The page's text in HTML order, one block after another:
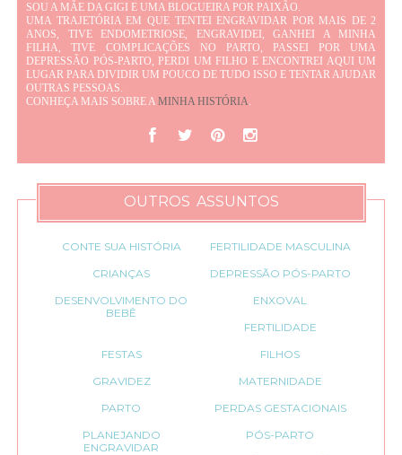
SOU A MÃE DA GIGI E UMA BLOGUEIRA POR PAIXÃO.
UMA TRAJETÓRIA EM QUE TENTEI ENGRAVIDAR POR MAIS DE 2
ANOS, TIVE ENDOMETRIOSE, ENGRAVIDEI, GANHEI A MINHA
FILHA, TIVE COMPLICAÇÕES NO PARTO, PASSEI POR UMA
DEPRESSÃO PÓS-PARTO, PERDI UM FILHO E ENCONTREI AQUI UM
LUGAR PARA DIVIDIR UM POUCO DE TUDO ISSO E TENTAR AJUDAR
OUTRAS PESSOAS.
CONHEÇA MAIS SOBRE AMINHA HISTÓRIA.
OUTROS ASSUNTOS
CONTE SUA HISTÓRIA
FERTILIDADE MASCULINA
CRIANÇAS
DEPRESSÃO PÓS-PARTO
DESENVOLVIMENTO DO
BEBÊ
ENXOVAL
FERTILIDADE
FESTAS
FILHOS
GRAVIDEZ
MATERNIDADE
PARTO
PERDAS GESTACIONAIS
PLANEJANDO
ENGRAVIDAR
PÓS-PARTO